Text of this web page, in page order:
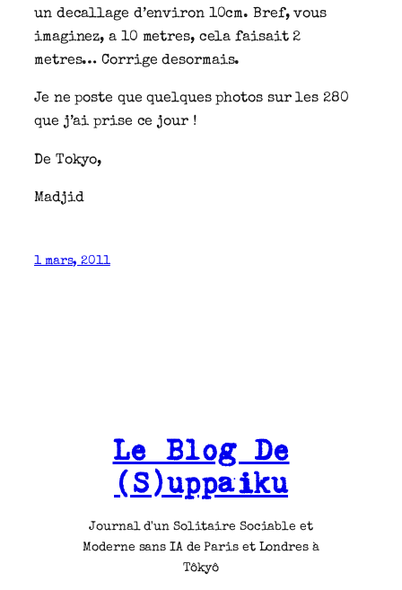
un decallage d’environ 10cm. Bref, vous
imaginez, a 10 metres, cela faisait 2
metres… Corrige desormais.
Je ne poste que quelques photos sur les 280
que j’ai prise ce jour !
De Tokyo,
Madjid
1 mars, 2011
Le Blog De
(S)uppaiku
Journal d'un Solitaire Sociable et
Moderne sans IA de Paris et Londres à
Tôkyô